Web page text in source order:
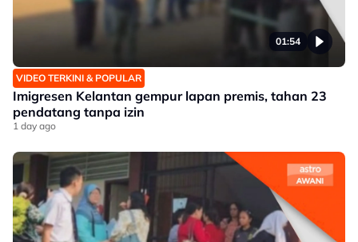
01:54
VIDEO TERKINI & POPULAR
Imigresen Kelantan gempur lapan premis, tahan 23
pendatang tanpa izin
1 day ago